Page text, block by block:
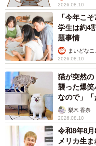
2026.08.10
「今年こ
学生は約4
題事情
まいどな
2026.08.10
猫が突然
襲った爆
なので」
いいね」
梨木 香奈
2026.08.10
令和8年8
メリカ生